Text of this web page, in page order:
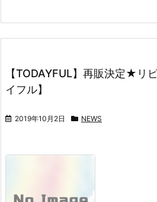
【TODAYFUL】再販決定★リ
イフル】
2019年10月2日 NEWS